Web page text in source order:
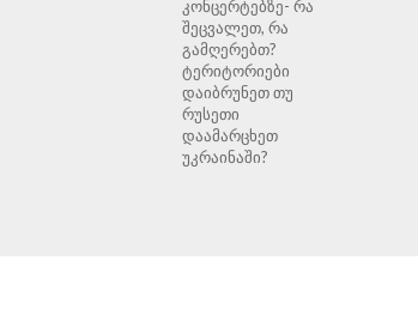
კონცერტებზე- რა
შეცვალეთ, რა
გამღერებთ?
ტერიტორიები
დაიბრუნეთ თუ
რუსეთი
დაამარცხეთ
უკრაინაში?